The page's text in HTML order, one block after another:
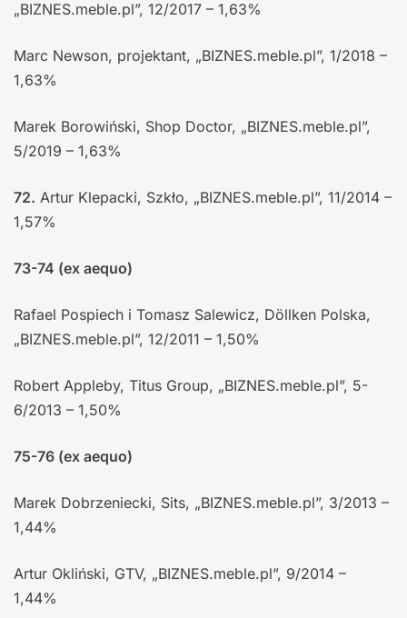
„BIZNES.meble.pl”, 12/2017 – 1,63%
Marc Newson, projektant, „BIZNES.meble.pl”, 1/2018 –
1,63%
Marek Borowiński, Shop Doctor, „BIZNES.meble.pl”,
5/2019 – 1,63%
72. Artur Klepacki, Szkło, „BIZNES.meble.pl”, 11/2014 –
1,57%
73-74 (ex aequo)
Rafael Pospiech i Tomasz Salewicz, Döllken Polska,
„BIZNES.meble.pl”, 12/2011 – 1,50%
Robert Appleby, Titus Group, „BIZNES.meble.pl”, 5-
6/2013 – 1,50%
75-76 (ex aequo)
Marek Dobrzeniecki, Sits, „BIZNES.meble.pl”, 3/2013 –
1,44%
Artur Okliński, GTV, „BIZNES.meble.pl”, 9/2014 –
1,44%